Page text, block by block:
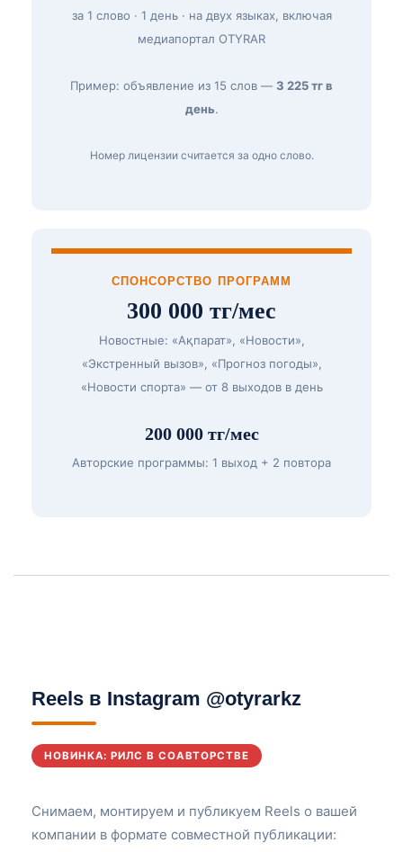
за 1 слово · 1 день · на двух языках, включая
медиапортал OTYRAR
Пример: объявление из 15 слов — 3 225 тг в
день.
Номер лицензии считается за одно слово.
СПОНСОРСТВО ПРОГРАММ
300 000 тг/мес
Новостные: «Ақпарат», «Новости»,
«Экстренный вызов», «Прогноз погоды»,
«Новости спорта» — от 8 выходов в день
200 000 тг/мес
Авторские программы: 1 выход + 2 повтора
Reels в Instagram @otyrarkz
НОВИНКА: РИЛС В СОАВТОРСТВЕ
Снимаем, монтируем и публикуем Reels о вашей
компании в формате совместной публикации: